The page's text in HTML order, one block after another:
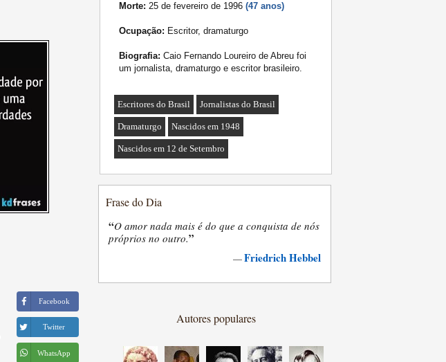
Facebook
Twitter
WhatsApp
Morte: 25 de fevereiro de 1996 (47 anos)
Ocupação: Escritor, dramaturgo
Biografia: Caio Fernando Loureiro de Abreu foi
um jornalista, dramaturgo e escritor brasileiro.
Escritores do Brasil Jornalistas do Brasil
Dramaturgo Nascidos em 1948
Nascidos em 12 de Setembro
Frase do Dia
“O amor nada mais é do que a conquista de nós
próprios no outro.”
—Friedrich Hebbel
Autores populares